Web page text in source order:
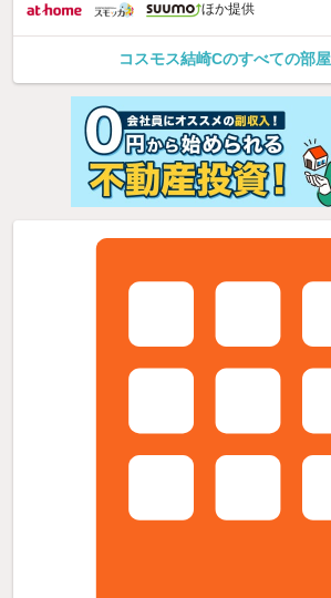
ほか提供
コスモス結崎Cのすべての部